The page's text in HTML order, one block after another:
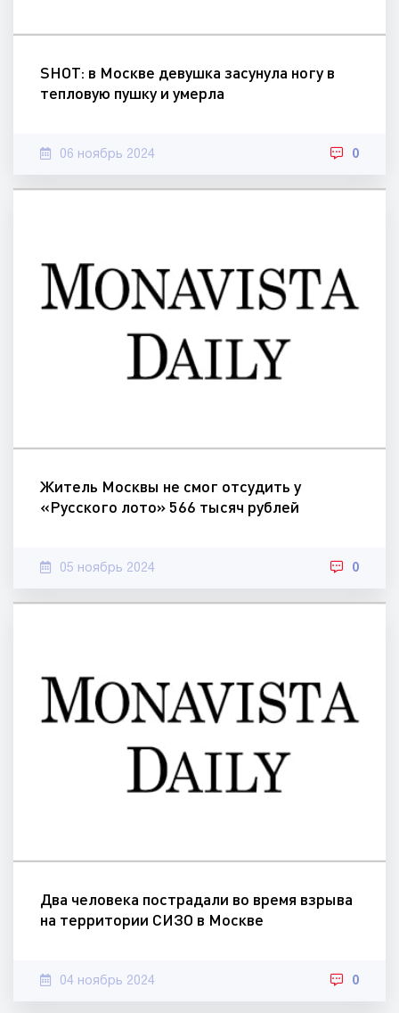
SHOT: в Москве девушка засунула ногу в
тепловую пушку и умерла
06 ноябрь 2024 0
Житель Москвы не смог отсудить у
«Русского лото» 566 тысяч рублей
05 ноябрь 2024 0
Два человека пострадали во время взрыва
на территории СИЗО в Москве
04 ноябрь 2024 0